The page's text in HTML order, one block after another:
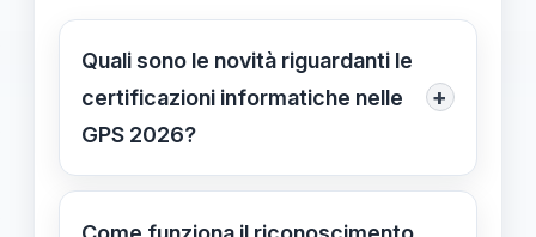
Quali sono le novità riguardanti le
certificazioni informatiche nelle
GPS 2026?
+
Il Ministero dell'Istruzione ha
aggiornato le policy per riconoscere